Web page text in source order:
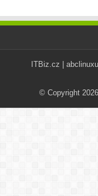
ITBiz.cz
© Copyright